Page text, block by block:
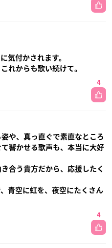
気付かされます。
れからも歌い続けて。
4
や、真っ直ぐで素直なところ
響かせる歌声も、本当に大好
合う貴方だから、応援したく
青空に虹を、夜空にたくさん
4